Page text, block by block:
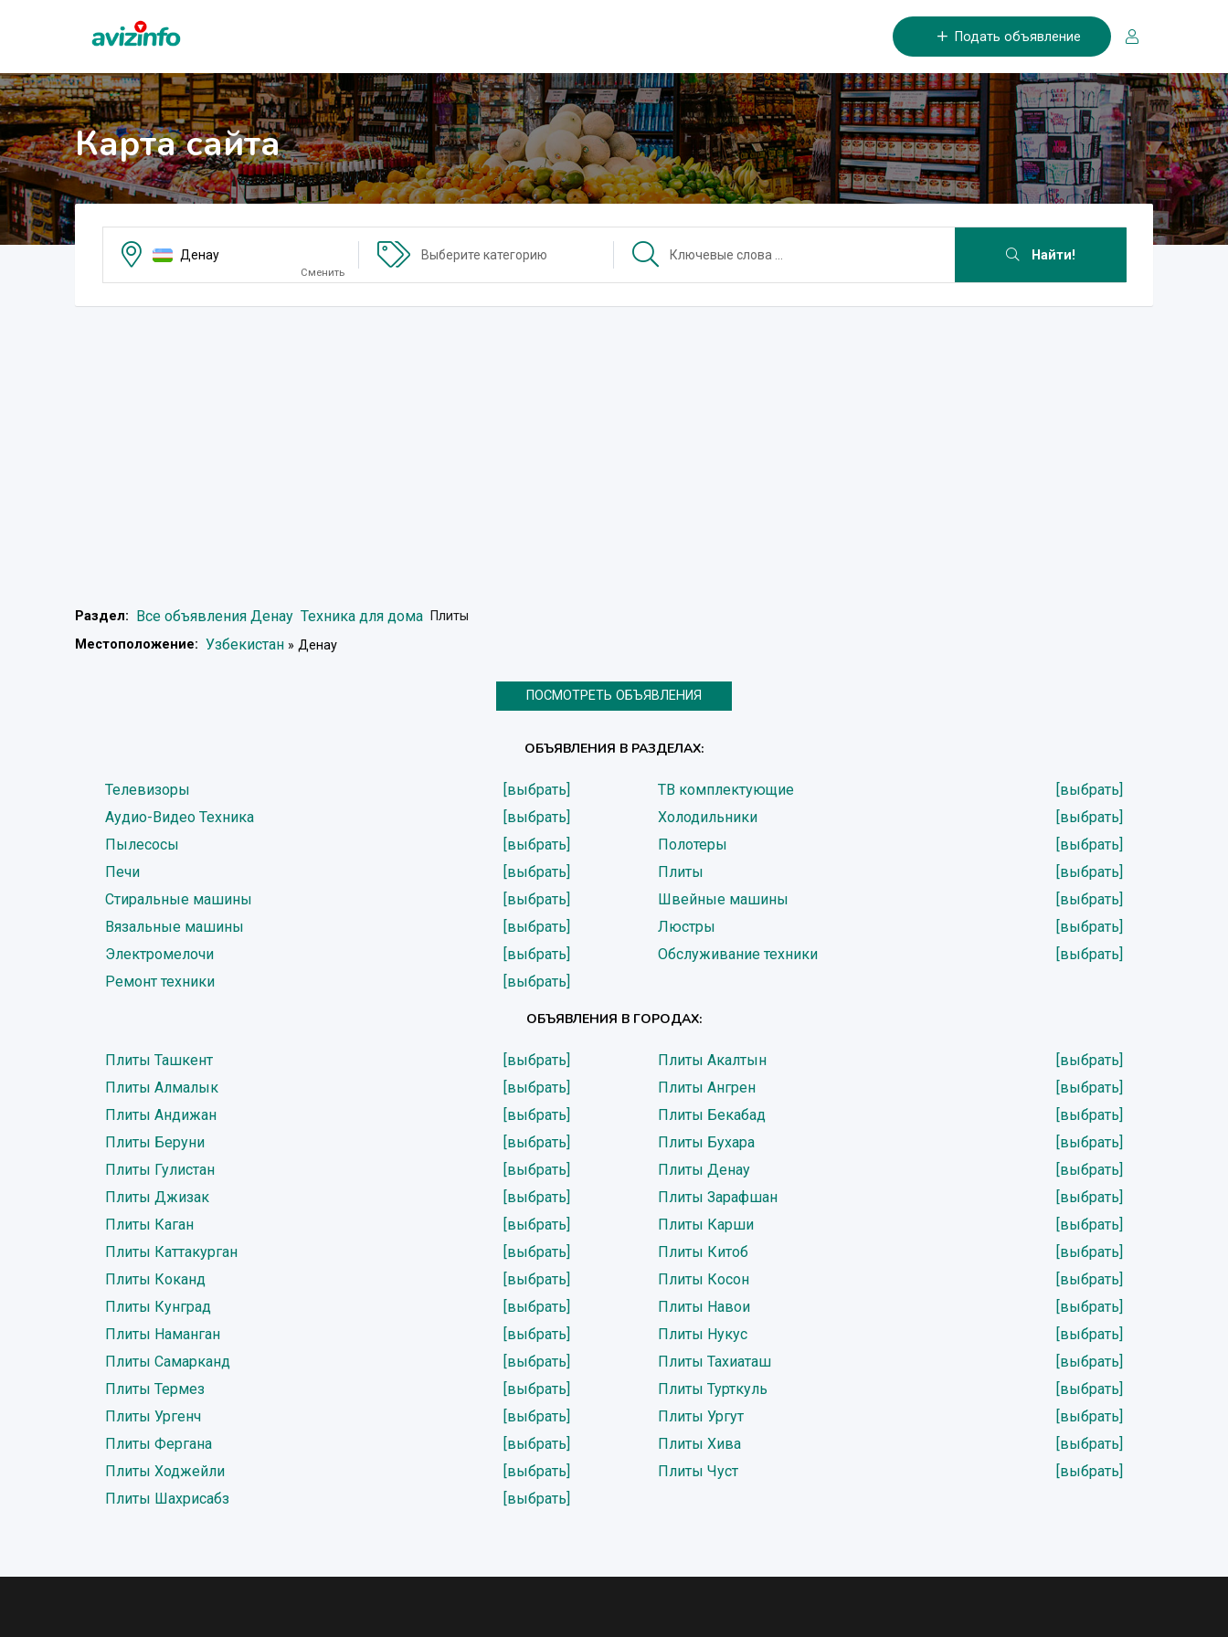
Подать объявление
Карта сайта
Денау
Сменить
Выберите категорию Найти!
Раздел: Все объявления Денау Техника для дома Плиты
Местоположение: Узбекистан » Денау
ПОСМОТРЕТЬ ОБЪЯВЛЕНИЯ
ОБЪЯВЛЕНИЯ В РАЗДЕЛАХ:
Телевизоры [выбрать] ТВ комплектующие
[выбрать]
Аудио-Видео Техника
[выбрать] Холодильники
[выбрать]
Пылесосы
[выбрать] Полотеры
[выбрать]
Печи
[выбрать] Плиты
[выбрать]
Стиральные машины
[выбрать] Швейные машины
[выбрать]
Вязальные машины
[выбрать] Люстры
[выбрать]
Электромелочи
[выбрать] Обслуживание техники
[выбрать]
Ремонт техники
[выбрать]
ОБЪЯВЛЕНИЯ В ГОРОДАХ:
Плиты Ташкент [выбрать] Плиты Акалтын
[выбрать]
Плиты Алмалык
[выбрать] Плиты Ангрен
[выбрать]
Плиты Андижан
[выбрать] Плиты Бекабад
[выбрать]
Плиты Беруни
[выбрать] Плиты Бухара
[выбрать]
Плиты Гулистан
[выбрать] Плиты Денау
[выбрать]
Плиты Джизак
[выбрать] Плиты Зарафшан
[выбрать]
Плиты Каган
[выбрать] Плиты Карши
[выбрать]
Плиты Каттакурган
[выбрать] Плиты Китоб
[выбрать]
Плиты Коканд
[выбрать] Плиты Косон
[выбрать]
Плиты Кунград
[выбрать] Плиты Навои
[выбрать]
Плиты Наманган
[выбрать] Плиты Нукус
[выбрать]
Плиты Самарканд
[выбрать] Плиты Тахиаташ
[выбрать]
Плиты Термез
[выбрать] Плиты Турткуль
[выбрать]
Плиты Ургенч
[выбрать] Плиты Ургут
[выбрать]
Плиты Фергана
[выбрать] Плиты Хива
[выбрать]
Плиты Ходжейли
[выбрать] Плиты Чуст
[выбрать]
Плиты Шахрисабз
[выбрать]